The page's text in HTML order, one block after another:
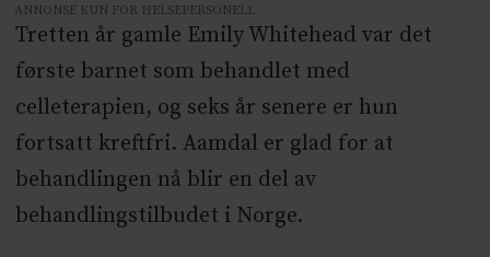
ANNONSE KUN FOR HELSEPERSONELL
Tretten år gamle Emily Whitehead var det
første barnet som behandlet med
celleterapien, og seks år senere er hun
fortsatt kreftfri. Aamdal er glad for at
behandlingen nå blir en del av
behandlingstilbudet i Norge.